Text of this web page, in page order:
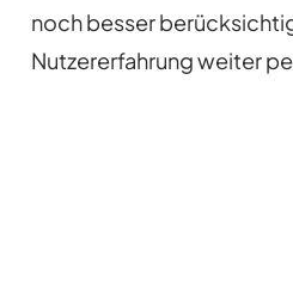
noch besser
Nutzererfahrung weiter